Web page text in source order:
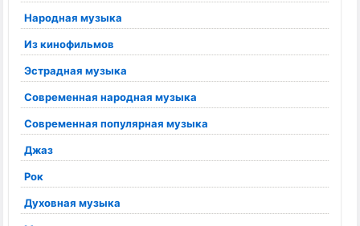
Народная музыка
Из кинофильмов
Эстрадная музыка
Современная народная музыка
Современная популярная музыка
Джаз
Рок
Духовная музыка